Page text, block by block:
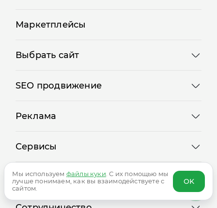
Логотипы
Мы используем файлы куки . С их помощью мы
лучше понимаем, как вы взаимодействуете с
сайтом.
OK